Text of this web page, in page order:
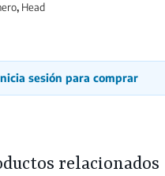
, Head
sesión para comprar
relacionados